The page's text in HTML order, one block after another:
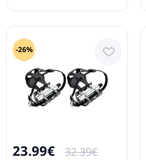
-26%
23.99€ 32.39€